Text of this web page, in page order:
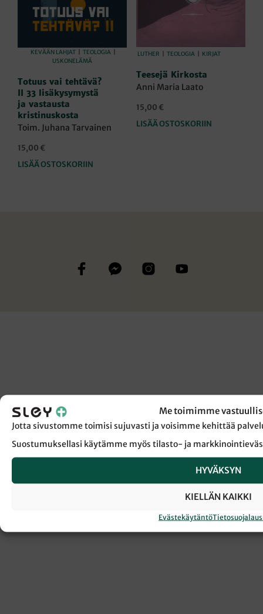
Me toimimme
Jotta sivustomme toimisi sujuvasti ja voisimme kehittää
Suostumuksellasi käytämme myös tilasto- ja
HYVÄKSYN
KIELLÄN KAIKKI
Evästekäytäntö
KEVÄÄN LAHJAT TEOLOGIA
USKONELÄMÄ
Totuus vai tehtävä?
II 33 lisäkysymystä
ja vastausta
kristinuskosta
Toim. Juhana Tarvainen
15,00 €
LISÄÄ OSTOSKORIIN
LUTHER TEOLOGIA KIRJAT
Teesejä Kirkosta
Anni Maria Laato
15,00 €
LISÄÄ OSTOSKORIIN